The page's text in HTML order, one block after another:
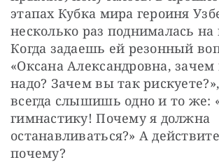
этапах Кубка мира героиня
несколько раз поднималась на
Когда задаешь ей резонный
«Оксана Александровна, зачем
надо? Зачем вы так
всегда слышишь одно и то же:
гимнастику! Почему я должна
останавливаться?» А
почему?